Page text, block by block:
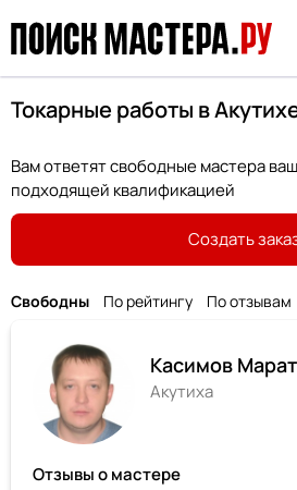
Токарные работы в
Вам ответят свободные мастера
подходящей квалификацией
Создать
Свободны По рейтингу По отзывам
Касимов
Акутиха
Отзывы о мастере